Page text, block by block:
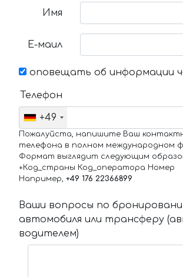
Имя
Е-маил
оповещать об информации
Телефон
+49
Пожалуйста, напишите Ваш
телефона в полном международном
Формат выглядит следующим
+Код_страны Код_оператора Номер
Например, +49 176 22366899
Ваши вопросы по
автомобиля или трансферу
водителем)